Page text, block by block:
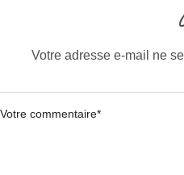
Votre adresse e-mail ne